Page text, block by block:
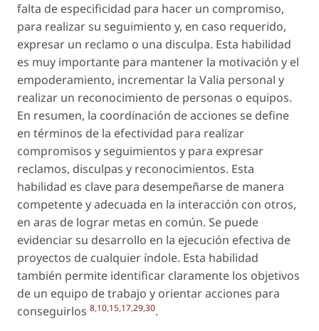
falta de especificidad para hacer un compromiso,
para realizar su seguimiento y, en caso requerido,
expresar un reclamo o una disculpa. Esta habilidad
es muy importante para mantener la motivación y el
empoderamiento, incrementar la Valia personal y
realizar un reconocimiento de personas o equipos.
En resumen, la coordinación de acciones se define
en términos de la efectividad para realizar
compromisos y seguimientos y para expresar
reclamos, disculpas y reconocimientos. Esta
habilidad es clave para desempeñarse de manera
competente y adecuada en la interacción con otros,
en aras de lograr metas en común. Se puede
evidenciar su desarrollo en la ejecución efectiva de
proyectos de cualquier índole. Esta habilidad
también permite identificar claramente los objetivos
de un equipo de trabajo y orientar acciones para
conseguirlos 8,10,15,17,29,30.